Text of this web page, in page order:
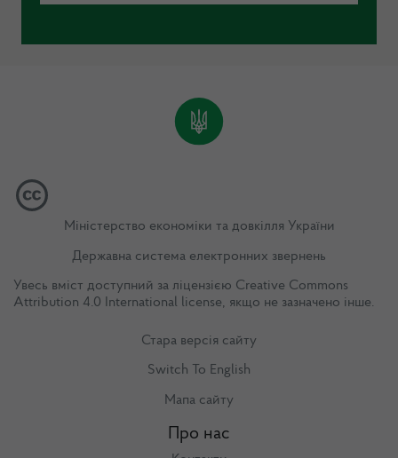
Міністерство економіки та довкілля України
Державна система електронних звернень
Увесь вміст доступний за ліцензією Creative Commons
Attribution 4.0 International license, якщо не зазначено інше.
Стара версія сайту
Switch To English
Мапа сайту
Про нас